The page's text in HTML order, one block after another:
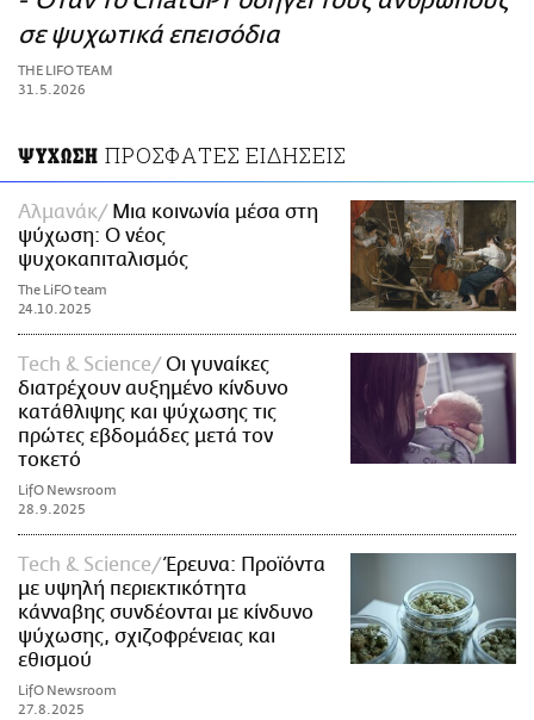
ΑΜΠΑ
PRINT
σε ψυχωτικά επεισόδια
THE LIFO TEAM
31.5.2026
ΨΥΧΩΣΗ ΠΡΟΣΦΑΤΕΣ ΕΙΔΗΣΕΙΣ
Αλμανάκ
Μια κοινωνία μέσα στη
ψύχωση: Ο νέος
ψυχοκαπιταλισμός
The LiFO team
24.10.2025
Τech & Science
Οι γυναίκες
διατρέχουν αυξημένο κίνδυνο
κατάθλιψης και ψύχωσης τις
πρώτες εβδομάδες μετά τον
τοκετό
LifO Newsroom
28.9.2025
Τech & Science
Έρευνα: Προϊόντα
με υψηλή περιεκτικότητα
κάνναβης συνδέονται με κίνδυνο
ψύχωσης, σχιζοφρένειας και
εθισμού
LifO Newsroom
27.8.2025